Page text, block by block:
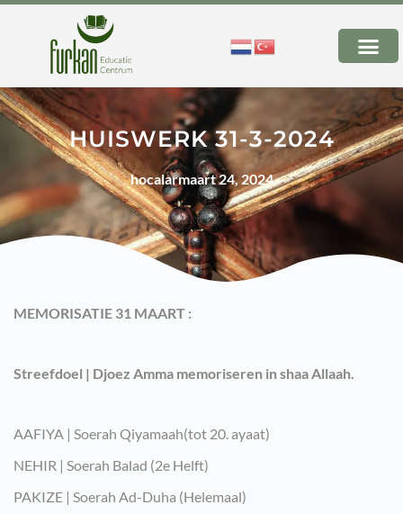
HUISWERK 31-3-2024
hocalarmaart 24, 2024
MEMORISATIE 31 MAART :
Streefdoel | Djoez Amma memoriseren in shaa Allaah.
AAFIYA | Soerah Qiyamaah(tot 20. ayaat)
NEHIR | Soerah Balad (2e Helft)
PAKIZE | Soerah Ad-Duha (Helemaal)